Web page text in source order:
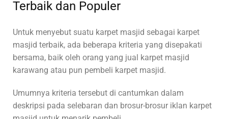
Terbaik dan Populer
Untuk menyebut suatu karpet masjid sebagai karpet
masjid terbaik, ada beberapa kriteria yang disepakati
bersama, baik oleh orang yang jual karpet masjid
karawang atau pun pembeli karpet masjid.
Umumnya kriteria tersebut di cantumkan dalam
deskripsi pada selebaran dan brosur-brosur iklan karpet